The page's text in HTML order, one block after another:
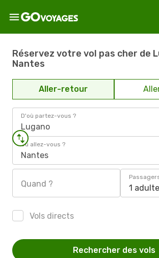
Réservez votre vol pas cher de
Nantes
Aller-retour
D'où partez-vous ?
Lugano
Où allez-vous ?
Nantes
Quand ? 1 adulte
Vols directs
Rechercher des vols